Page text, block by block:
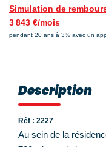
Simulation de
3 843 €/mois
pendant 20 ans à 3% avec un
Description
Réf : 2227
Au sein de la